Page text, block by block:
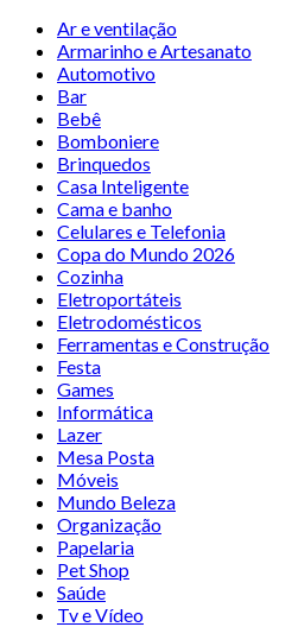
Ar e ventilação
Armarinho e Artesanato
Automotivo
Bar
Bebê
Bomboniere
Brinquedos
Casa Inteligente
Cama e banho
Celulares e Telefonia
Copa do Mundo 2026
Cozinha
Eletroportáteis
Eletrodomésticos
Ferramentas e Construção
Festa
Games
Informática
Lazer
Mesa Posta
Móveis
Mundo Beleza
Organização
Papelaria
Pet Shop
Saúde
Tv e Vídeo